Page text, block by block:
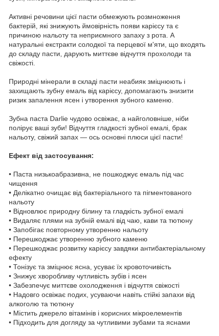
Активні речовини цієї пасти обмежують розмноження
бактерій, які знижують ймовірність появи карієсу та є
причиною нальоту та неприємного запаху з рота. А
натуральні екстракти солодкої та перцевої м'яти, що входять
до складу пасти, дарують миттєве відчуття прохолоди та
свіжості.
Природні мінерали в складі пасти неабияк зміцнюють і
захищають зубну емаль від карієсу, допомагають знизити
ризик запалення ясен і утворення зубного каменю.
Зубна паста Darlie чудово освіжає, а найголовніше, ніби
полірує ваші зуби! Відчуття гладкості зубної емалі, брак
нальоту, свіжий запах — ось основні плюси цієї пасти!
Ефект від застосування:
• Паста низькоабразивна, не пошкоджує емаль під час
чищення
• Делікатно очищає від бактеріального та пігментованого
нальоту
• Відновлює природну білину та гладкість зубної емалі
• Видаляє плями на зубній емалі від чаю, кави та тютюну
• Запобігає повторному утворенню нальоту
• Перешкоджає утворенню зубного каменю
• Перешкоджає розвитку карієсу завдяки антибактеріальному
ефекту
• Тонізує та зміцнює ясна, усуває їх кровоточивість
• Знижує хворобливу чутливість зубів і ясен
• Забезпечує миттєве охолодження і відчуття свіжості
• Надовго освіжає подих, усуваючи навіть стійкі запахи від
алкоголю та тютюну
• Містить джерело вітамінів і корисних мікроелементів
• Підходить для догляду за чутливими зубами та яснами